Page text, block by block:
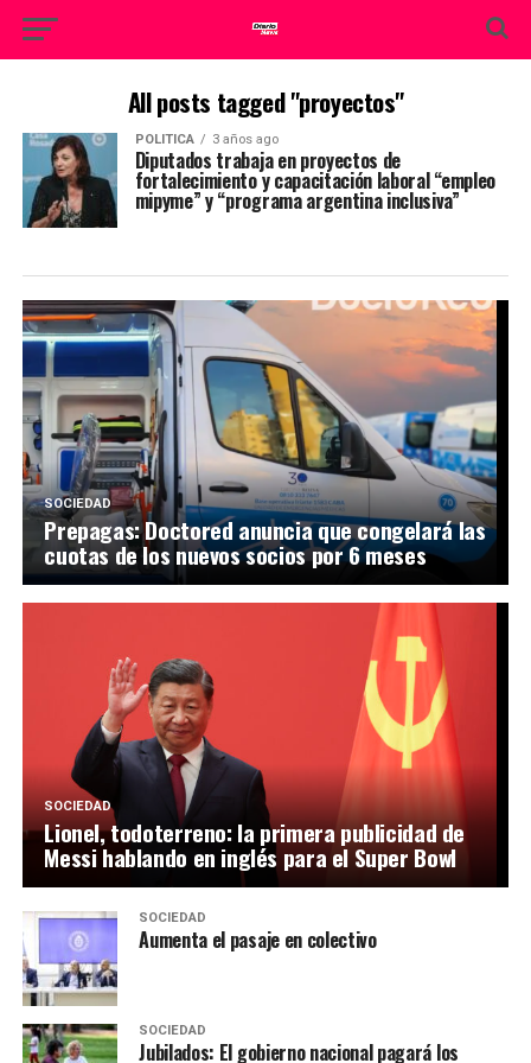
All posts tagged "proyectos"
POLITICA 3 años ago
Diputados trabaja en proyectos de
fortalecimiento y capacitación laboral “empleo
mipyme” y “programa argentina inclusiva”
SOCIEDAD
Prepagas: Doctored anuncia que congelará las
cuotas de los nuevos socios por 6 meses
SOCIEDAD
Lionel, todoterreno: la primera publicidad de
Messi hablando en inglés para el Super Bowl
SOCIEDAD
Aumenta el pasaje en colectivo
SOCIEDAD
Jubilados: El gobierno nacional pagará los